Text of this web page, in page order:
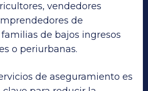
vendedores
de
de bajos ingresos
o periurbanas.
de aseguramiento es